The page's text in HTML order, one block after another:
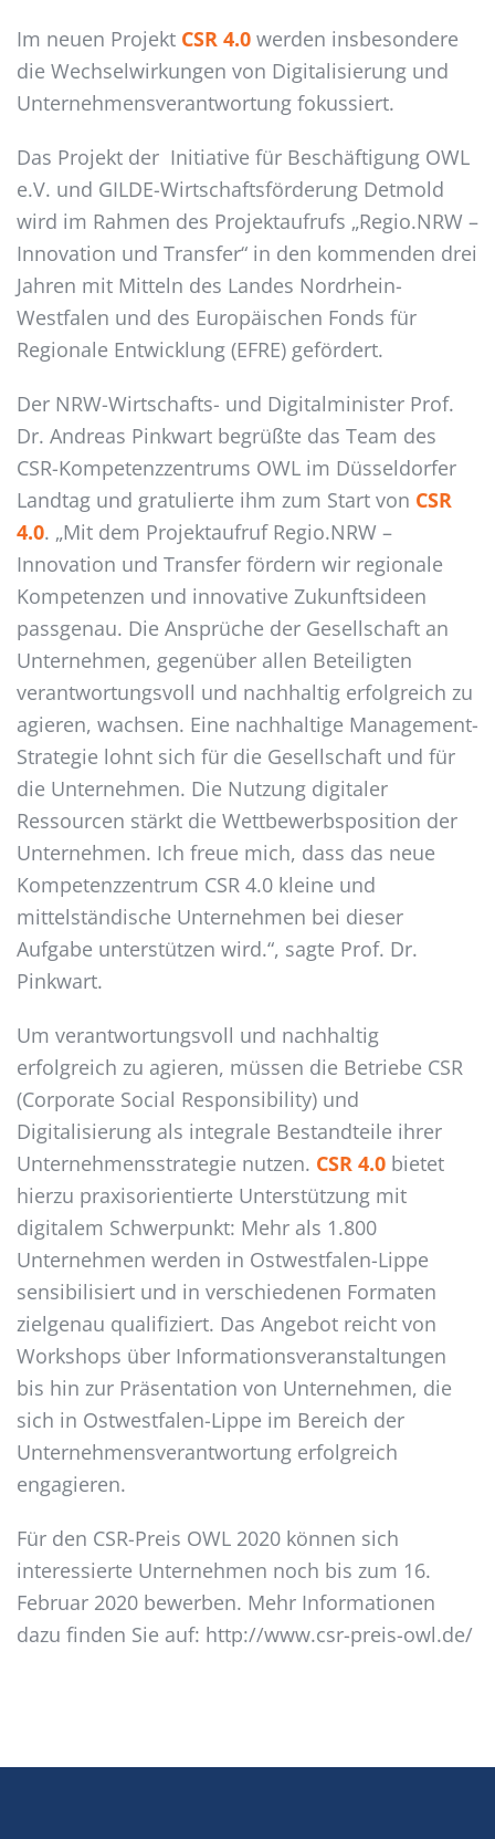
Im neuen Projekt CSR 4.0 werden insbesondere
die Wechselwirkungen von Digitalisierung und
Unternehmensverantwortung fokussiert.
Das Projekt der Initiative für Beschäftigung OWL
e.V. und GILDE-Wirtschaftsförderung Detmold
wird im Rahmen des Projektaufrufs „Regio.NRW –
Innovation und Transfer“ in den kommenden drei
Jahren mit Mitteln des Landes Nordrhein-
Westfalen und des Europäischen Fonds für
Regionale Entwicklung (EFRE) gefördert.
Der NRW-Wirtschafts- und Digitalminister Prof.
Dr. Andreas Pinkwart begrüßte das Team des
CSR-Kompetenzzentrums OWL im Düsseldorfer
Landtag und gratulierte ihm zum Start von CSR
4.0. „Mit dem Projektaufruf Regio.NRW –
Innovation und Transfer fördern wir regionale
Kompetenzen und innovative Zukunftsideen
passgenau. Die Ansprüche der Gesellschaft an
Unternehmen, gegenüber allen Beteiligten
verantwortungsvoll und nachhaltig erfolgreich zu
agieren, wachsen. Eine nachhaltige Management-
Strategie lohnt sich für die Gesellschaft und für
die Unternehmen. Die Nutzung digitaler
Ressourcen stärkt die Wettbewerbsposition der
Unternehmen. Ich freue mich, dass das neue
Kompetenzzentrum CSR 4.0 kleine und
mittelständische Unternehmen bei dieser
Aufgabe unterstützen wird.“, sagte Prof. Dr.
Pinkwart.
Um verantwortungsvoll und nachhaltig
erfolgreich zu agieren, müssen die Betriebe CSR
(Corporate Social Responsibility) und
Digitalisierung als integrale Bestandteile ihrer
Unternehmensstrategie nutzen. CSR 4.0 bietet
hierzu praxisorientierte Unterstützung mit
digitalem Schwerpunkt: Mehr als 1.800
Unternehmen werden in Ostwestfalen-Lippe
sensibilisiert und in verschiedenen Formaten
zielgenau qualifiziert. Das Angebot reicht von
Workshops über Informationsveranstaltungen
bis hin zur Präsentation von Unternehmen, die
sich in Ostwestfalen-Lippe im Bereich der
Unternehmensverantwortung erfolgreich
engagieren.
Für den CSR-Preis OWL 2020 können sich
interessierte Unternehmen noch bis zum 16.
Februar 2020 bewerben. Mehr Informationen
dazu finden Sie auf: http://www.csr-preis-owl.de/